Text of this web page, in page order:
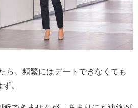
ら、頻繁にはデートできなくても
。